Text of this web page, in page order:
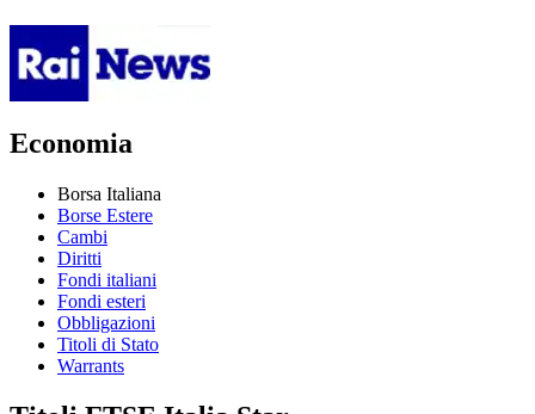
Economia
Borsa Italiana
Borse Estere
Cambi
Diritti
Fondi italiani
Fondi esteri
Obbligazioni
Titoli di Stato
Warrants